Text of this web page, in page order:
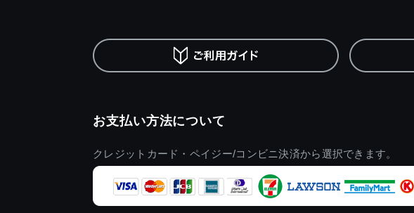
お支払い方法について
クレジットカード・ペイジー/コンビニ決済から選択できます。